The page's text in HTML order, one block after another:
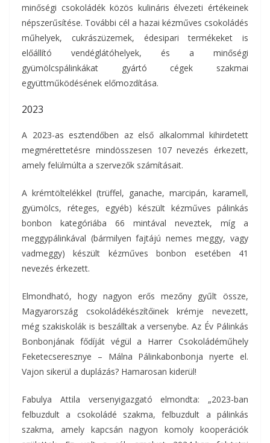
minőségi csokoládék közös kulináris élvezeti értékeinek
népszerűsítése. További cél a hazai kézműves csokoládés
műhelyek, cukrászüzemek, édesipari termékeket is
előállító vendéglátóhelyek, és a minőségi
gyümölcspálinkákat gyártó cégek szakmai
együttműködésének előmozdítása.
2023
A 2023-as esztendőben az első alkalommal kihirdetett
megmérettetésre mindösszesen 107 nevezés érkezett,
amely felülmúlta a szervezők számításait.
A krémtöltelékkel (trüffel, ganache, marcipán, karamell,
gyümölcs, réteges, egyéb) készült kézműves pálinkás
bonbon kategóriába 66 mintával neveztek, míg a
meggypálinkával (bármilyen fajtájú nemes meggy, vagy
vadmeggy) készült kézműves bonbon esetében 41
nevezés érkezett.
Elmondható, hogy nagyon erős mezőny gyűlt össze,
Magyarország csokoládékészítőinek krémje nevezett,
még szakiskolák is beszálltak a versenybe. Az Év Pálinkás
Bonbonjának fődíját végül a Harrer Csokoládéműhely
Feketecseresznye – Málna Pálinkabonbonja nyerte el.
Vajon sikerül a duplázás? Hamarosan kiderül!
Fabulya Attila versenyigazgató elmondta: „2023-ban
felbuzdult a csokoládé szakma, felbuzdult a pálinkás
szakma, amely kapcsán nagyon komoly kooperációk